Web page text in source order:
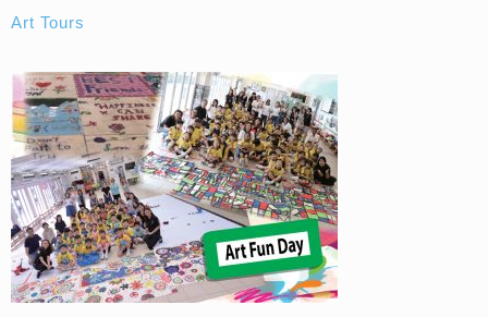
Art Tours